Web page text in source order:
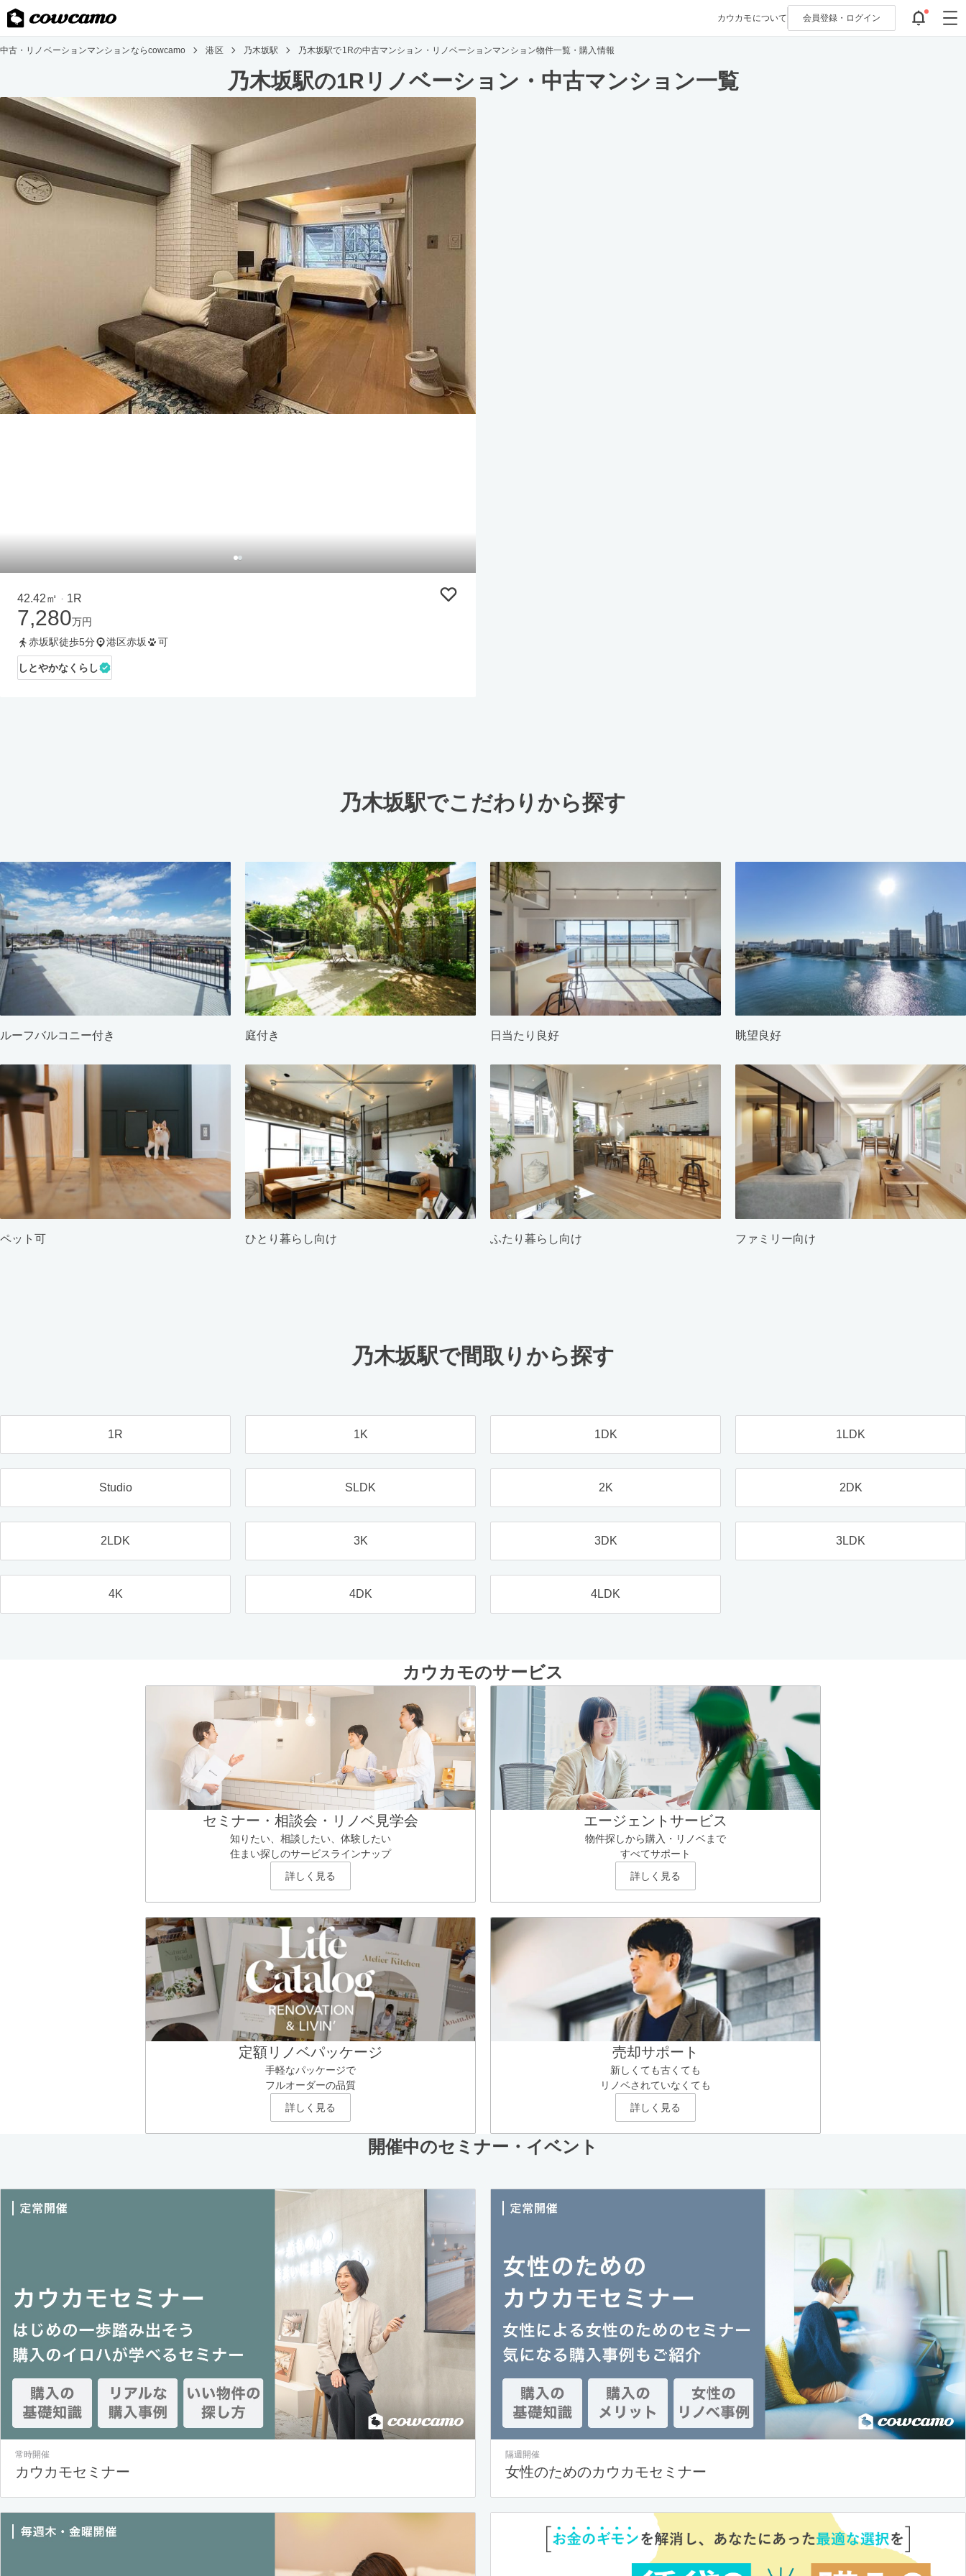
カウカモについて 会員登録・ ログイン
中古・リノベーションマンションならcowcamo 港区 乃木坂駅 乃木坂駅で1Rの中古マンション・リノベーションマンション物件一覧・購入情報
乃木坂駅の1Rリノベーション・中古マンション一覧
42.42㎡ ・ 1R
7,280万円
赤坂駅徒歩5分
港区赤坂 可
しとやかなくらし
乃木坂駅でこだわりから探す
ルーフバルコニー付き 庭付き 日当たり良好 眺望良好
ペット可 ひとり暮らし向け ふたり暮らし向け ファミリー向け
乃木坂駅で間取りから探す
1R 1K 1DK 1LDK
Studio SLDK 2K 2DK
2LDK 3K 3DK 3LDK
4K 4DK 4LDK
カウカモのサービス
セミナー・相談会・リノベ見学会
知りたい、相談したい、体験したい
住まい探しのサービスラインナップ
詳しく見る
エージェントサービス
物件探しから購入・リノベまで
すべてサポート
詳しく見る
定額リノベパッケージ
手軽なパッケージで
フルオーダーの品質
詳しく見る
売却サポート
新しくても古くても
リノベされていなくても
詳しく見る
開催中のセミナー・イベント
常時開催
カウカモセミナー
隔週開催
女性のためのカウカモセミナー